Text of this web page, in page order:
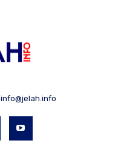
info@jelah.info